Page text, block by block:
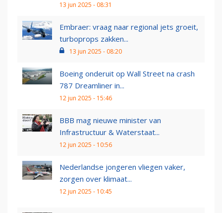
13 jun 2025 - 08:31
Embraer: vraag naar regional jets groeit,
turboprops zakken...
13 jun 2025 - 08:20
Boeing onderuit op Wall Street na crash
787 Dreamliner in...
12 jun 2025 - 15:46
BBB mag nieuwe minister van
Infrastructuur & Waterstaat...
12 jun 2025 - 10:56
Nederlandse jongeren vliegen vaker,
zorgen over klimaat...
12 jun 2025 - 10:45